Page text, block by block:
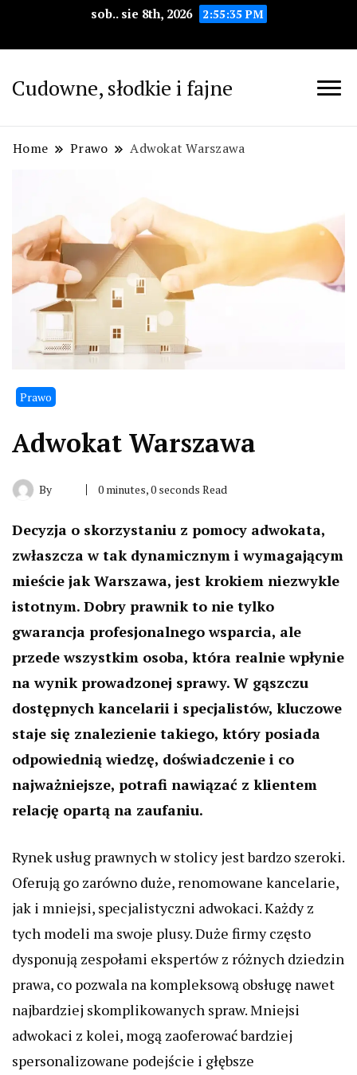
sob.. sie 8th, 2026 2:55:36 PM
Cudowne, słodkie i fajne
Home Prawo Adwokat Warszawa
Prawo
Adwokat Warszawa
By 0 minutes, 0 seconds Read
Decyzja o skorzystaniu z pomocy adwokata,
zwłaszcza w tak dynamicznym i wymagającym
mieście jak Warszawa, jest krokiem niezwykle
istotnym. Dobry prawnik to nie tylko
gwarancja profesjonalnego wsparcia, ale
przede wszystkim osoba, która realnie wpłynie
na wynik prowadzonej sprawy. W gąszczu
dostępnych kancelarii i specjalistów, kluczowe
staje się znalezienie takiego, który posiada
odpowiednią wiedzę, doświadczenie i co
najważniejsze, potrafi nawiązać z klientem
relację opartą na zaufaniu.
Rynek usług prawnych w stolicy jest bardzo szeroki.
Oferują go zarówno duże, renomowane kancelarie,
jak i mniejsi, specjalistyczni adwokaci. Każdy z
tych modeli ma swoje plusy. Duże firmy często
dysponują zespołami ekspertów z różnych dziedzin
prawa, co pozwala na kompleksową obsługę nawet
najbardziej skomplikowanych spraw. Mniejsi
adwokaci z kolei, mogą zaoferować bardziej
spersonalizowane podejście i głębsze